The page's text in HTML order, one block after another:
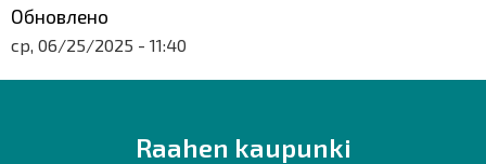
Обновлено
ср, 06/25/2025 - 11:40
Raahen kaupunki